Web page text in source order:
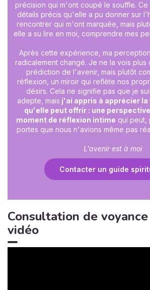
précision qui m'ont coupé le souffle. Ce
détails précis qu'elle a pu donner sur
rencontrer qui m'ont marquée, mais
elle a su lire en moi, comprendre mes
Après cette expérience, ma
radicalement changé. Je ne la vois plus
prédiction de l'avenir, mais plutôt
réflexion, un miroir qui reflète nos
désirs. Cela ne signifie pas que je
adepte, mais j'ai appris à apprécier la
qu'elle peut offrir : une
moment de réflexion intime qui peut,
portes que nous n'avions même pas
L'avenir est à moi
Contacter un guide
Consultation de
vidéo